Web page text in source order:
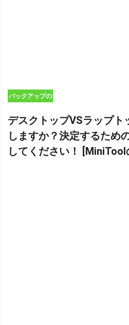
バックアップの
デスクトップVSラップト
しますか？決定するため
してください！ [MiniTool